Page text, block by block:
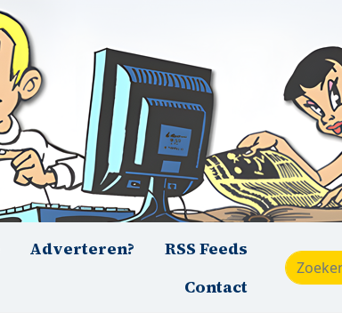
Adverteren?
RSS Feeds
Contact